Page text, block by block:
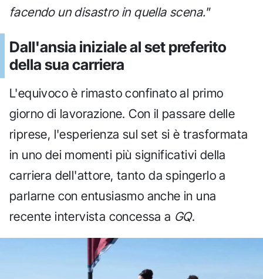
facendo un disastro in quella scena."
Dall'ansia iniziale al set preferito
della sua carriera
L'equivoco è rimasto confinato al primo
giorno di lavorazione. Con il passare delle
riprese, l'esperienza sul set si è trasformata
in uno dei momenti più significativi della
carriera dell'attore, tanto da spingerlo a
parlarne con entusiasmo anche in una
recente intervista concessa a GQ.